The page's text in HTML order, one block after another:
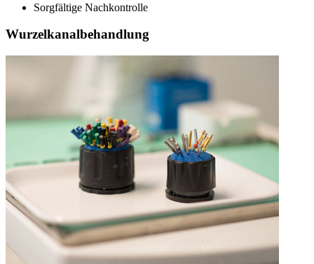
Sorgfältige Nachkontrolle
Wurzelkanalbehandlung